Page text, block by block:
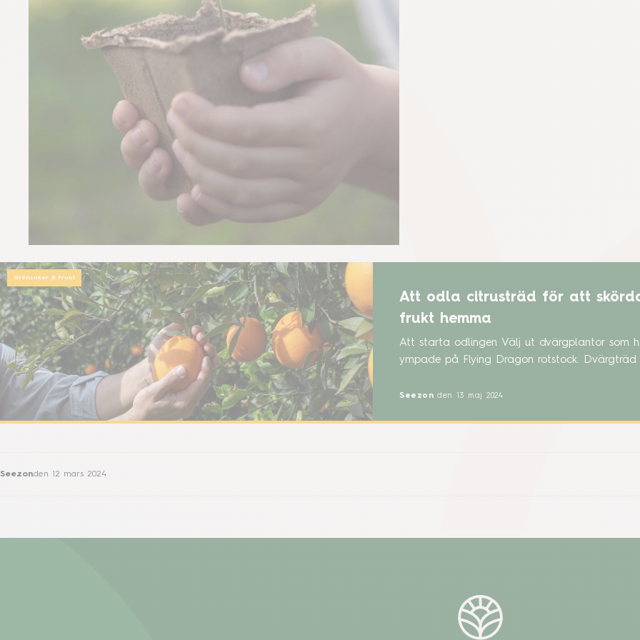
Att odla citrusträd för att
frukt hemma
Att starta odlingen Välj ut dvärgplantor som
ympade på Flying Dragon rotstock. Dvärgträd
dvärgträd är annars inte ympade på Flying
Seezon den 13 maj 2024
Grönsaker & Frukt
Seezonden 12 mars 2024